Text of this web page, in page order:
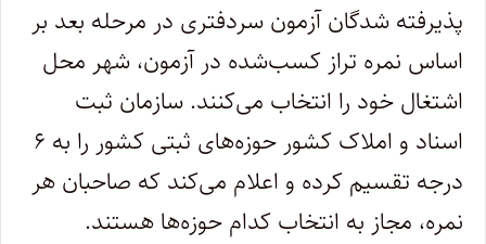
پذیرفته‌ شدگان آزمون سردفتری در مرحله بعد بر
اساس نمره تراز کسب‌شده در آزمون، شهر محل
اشتغال خود را انتخاب می‌کنند. سازمان ثبت
اسناد و املاک کشور حوزه‌های ثبتی کشور را به ۶
درجه تقسیم کرده و اعلام می‌کند که صاحبان هر
نمره، مجاز به انتخاب کدام حوزه‌ها هستند.